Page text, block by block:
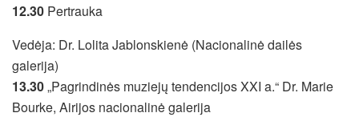
12.30 Pertrauka
Vedėja: Dr. Lolita Jablonskienė (Nacionalinė dailės
galerija)
13.30„Pagrindinės muziejų tendencijos XXI a.“ Dr. Marie
Bourke, Airijos nacionalinė galerija